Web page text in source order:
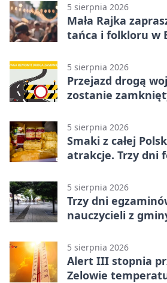
5 sierpnia 2026
Mała Rajka
tańca i folkloru w
5 sierpnia 2026
Przejazd drogą
zostanie
5 sierpnia 2026
Smaki z całej
atrakcje. Trzy dni
5 sierpnia 2026
Trzy dni
nauczycieli z
5 sierpnia 2026
Alert III stopnia
Zelowie